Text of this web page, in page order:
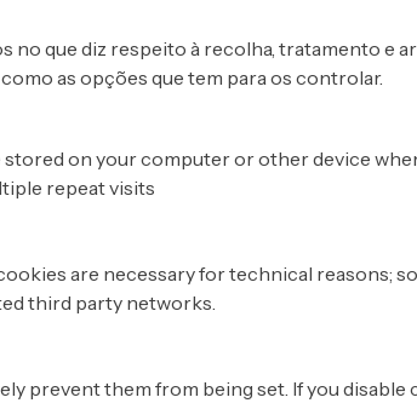
que diz respeito à recolha, tratamento e
as opções que tem para os controlar.
on your computer or other device
repeat visits
are necessary for technical reasons;
third party networks.
prevent them from being set. If you